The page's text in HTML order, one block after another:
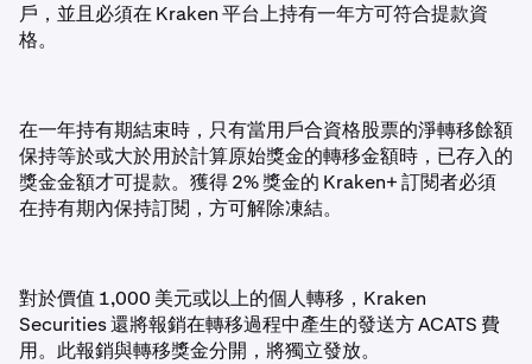
戶，並且必須在 Kraken 平台上持有一年方可符合提款資
格。
在一年持有期結束時，只有當用戶合資格股票的淨轉移餘額
保持等於或大於用於計算原始獎金的轉移金額時，已存入的
獎金金額才可提款。獲得 2% 獎金的 Kraken+ 訂閱者必須
在持有期內保持訂閱，方可解除凍結。
對於價值 1,000 美元或以上的個人轉移，Kraken
Securities 還將報銷在轉移過程中產生的發送方 ACATS 費
用。此報銷與轉移獎金分開，將獨立發放。